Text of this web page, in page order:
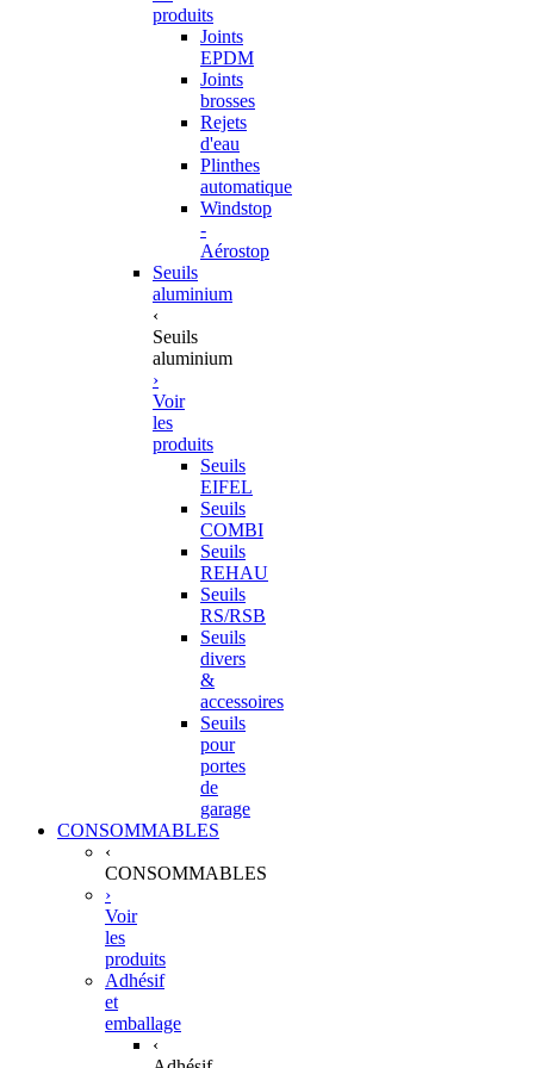
produits
Joints
EPDM
Joints
brosses
Rejets
d'eau
Plinthes
automatique
Windstop
-
Aérostop
Seuils
aluminium
‹
Seuils
aluminium
›
Voir
les
produits
Seuils
EIFEL
Seuils
COMBI
Seuils
REHAU
Seuils
RS/RSB
Seuils
divers
&
accessoires
Seuils
pour
portes
de
garage
CONSOMMABLES
‹
CONSOMMABLES
›
Voir
les
produits
Adhésif
et
emballage
‹